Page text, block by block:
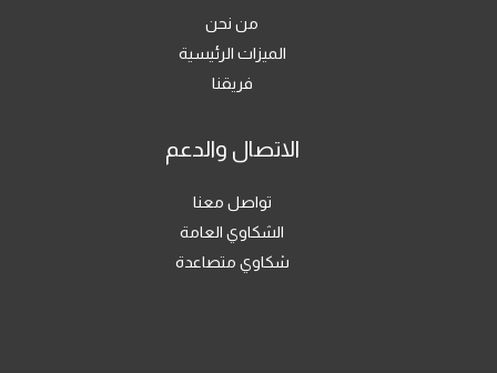
من نحن
الميزات الرئيسية
فريقنا
الاتصال والدعم
تواصل معنا
الشكاوي العامة
شكاوي متصاعدة